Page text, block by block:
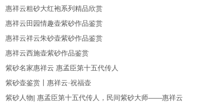
惠祥云粗砂大红袍系列精品欣赏
惠祥云田园情趣壶紫砂作品鉴赏
惠祥云祥云朱砂壶紫砂作品鉴赏
惠祥云西施壶紫砂作品鉴赏
紫砂名家惠祥云 惠孟臣第十五代传人
紫砂壶鉴赏丨惠祥云·祝福壶
紫砂人物| 惠孟臣第十五代传人，民间紫砂大师——惠祥云